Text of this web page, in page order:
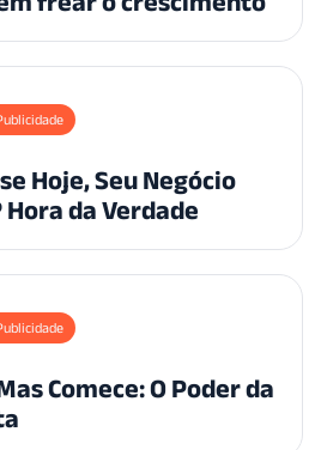
Hoje, Seu Negócio
da Verdade
Comece: O Poder da